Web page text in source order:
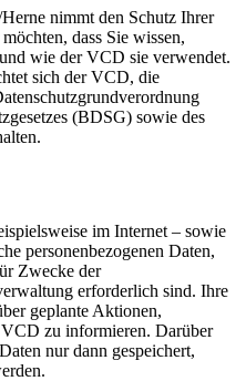
nimmt den Schutz Ihrer
dass Sie wissen,
wie der VCD sie verwendet.
sich der VCD, die
(BDSG) sowie des
im Internet – sowie
personenbezogenen Daten,
Zwecke der
erforderlich sind. Ihre
geplante Aktionen,
zu informieren. Darüber
nur dann gespeichert,